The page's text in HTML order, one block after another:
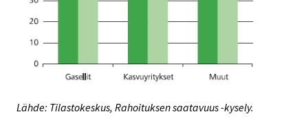
Lähde: Tilastokeskus, Rahoituksen saatavuus -kysely.